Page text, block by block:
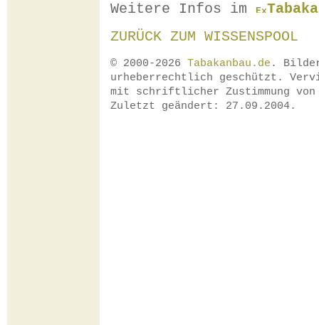
Weitere Infos im
ZURÜCK ZUM WISSENSPOOL
© 2000-2026 Tabakanbau.de .
urheberrechtlich geschützt.
mit schriftlicher Zustimmung
Zuletzt geändert: 27.09.2004.